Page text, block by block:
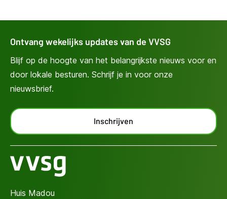
Ontvang wekelijks updates van de VVSG
Blijf op de hoogte van het belangrijkste nieuws voor en
door lokale besturen. Schrijf je in voor onze
nieuwsbrief.
Inschrijven
Huis Madou